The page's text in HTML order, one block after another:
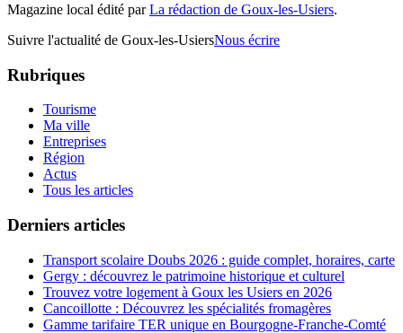
Magazine local édité parLa rédaction de Goux-les-Usiers.
Suivre l'actualité de Goux-les-UsiersNous écrire
Rubriques
Tourisme
Ma ville
Entreprises
Région
Actus
Tous les articles
Derniers articles
Transport scolaire Doubs 2026 : guide complet, horaires, carte
Gergy : découvrez le patrimoine historique et culturel
Trouvez votre logement à Goux les Usiers en 2026
Cancoillotte : Découvrez les spécialités fromagères
Gamme tarifaire TER unique en Bourgogne-Franche-Comté